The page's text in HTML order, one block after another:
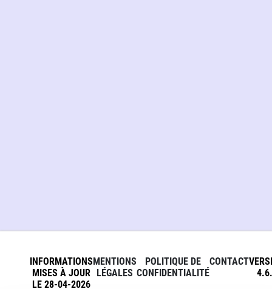
INFORMATIONS
MISES À JOUR
LE 28-04-2026
MENTIONS
LÉGALES
POLITIQUE DE
CONFIDENTIALITÉ
CONTACT